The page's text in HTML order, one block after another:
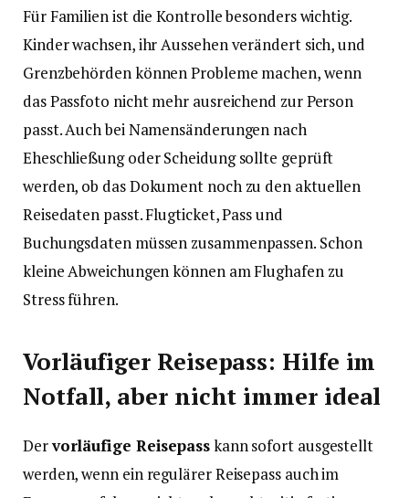
Für Familien ist die Kontrolle besonders wichtig.
Kinder wachsen, ihr Aussehen verändert sich, und
Grenzbehörden können Probleme machen, wenn
das Passfoto nicht mehr ausreichend zur Person
passt. Auch bei Namensänderungen nach
Eheschließung oder Scheidung sollte geprüft
werden, ob das Dokument noch zu den aktuellen
Reisedaten passt. Flugticket, Pass und
Buchungsdaten müssen zusammenpassen. Schon
kleine Abweichungen können am Flughafen zu
Stress führen.
Vorläufiger Reisepass: Hilfe im
Notfall, aber nicht immer ideal
Dervorläufige Reisepasskann sofort ausgestellt
werden, wenn ein regulärer Reisepass auch im